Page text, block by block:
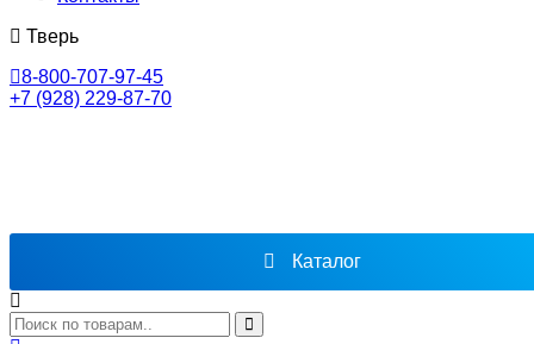
Тверь
8-800-707-97-45
+7 (928) 229-87-70
Каталог